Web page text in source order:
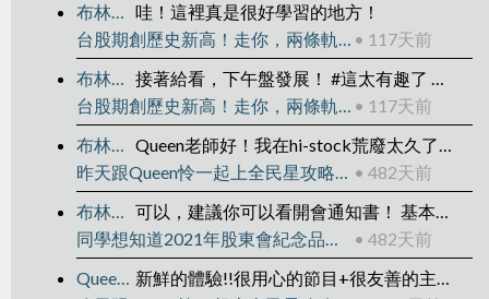
布林期貨實戰
哇！這裡真是很好學習的地方！
台股期創歷史新高！走你，兩條軌道線！張琨琳：布林通道實戰台灣期貨20260414 • 117天前
布林期貨實戰
接著給看，下午盤發展！ #這太有趣了 這意謂著交易軌跡是可被管理的，找出箭頭上的位置並對應本圖，你就可以明白我的意思了！ 圖我補接在下！
台股期創歷史新高！走你，兩條軌道線！張琨琳：布林通道實戰台灣期貨20260414 • 117天前
布林期貨實戰
Queen老師好！我在hi-stock荒廢太久了，真是不好意思！ 2025/04/15重新開始！
昨天跟Queen怜一起上全民星攻略組成理財專家戰隊！ • 482天前
布林期貨實戰
可以，建議你可以看開會通知書！ 基本上零股都可以領，只是領取方式不同罷了！
同學想知道2021年股東會紀念品完整資訊嗎？我幫你準備了histock快速連結！
• 482天前
Queen怜
新鮮的體驗!!很用心的節目+很友善的主持人+很nice的張老師 變成新鮮又美好的體驗了 謝謝張老師